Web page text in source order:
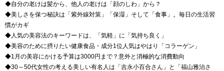
◆自分の老けは髪から、他人の老けは「顔のしわ」から？
◆美しさを保つ秘訣は「紫外線対策」「保湿」そして「食事」。毎日の生活習
慣がカギ
◆人気の美容法のキーワードは、「気軽」に「気持ち良く」
◆美容のために摂りたい健康食品・成分1位人気はやはり「コラーゲン」
◆1月の美容にかける予算は3000円まで？意外と消極的な消費動向
◆30～50代女性の考える美しい有名人は「吉永小百合さん」と「福山雅治さ